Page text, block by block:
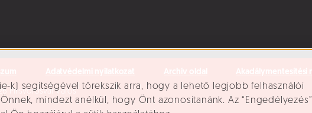
k) segítségével törekszik arra, hogy a lehető legjobb felhasználói
mindezt anélkül, hogy Önt azonosítanánk. Az “Engedélyezés”
Pilisvörösvár Város